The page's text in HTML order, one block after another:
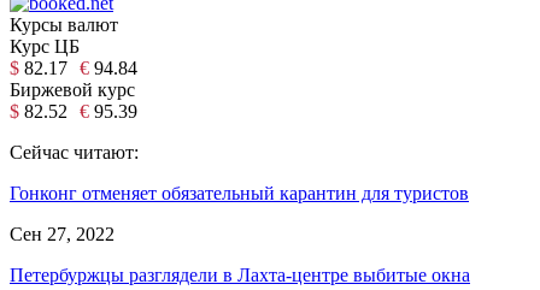
Курсы валют
Курс ЦБ
$ 82.17 € 94.84
Биржевой курс
$ 82.52 € 95.39
Сейчас читают:
Гонконг отменяет обязательный карантин для туристов
Сен 27, 2022
Петербуржцы разглядели в Лахта-центре выбитые окна